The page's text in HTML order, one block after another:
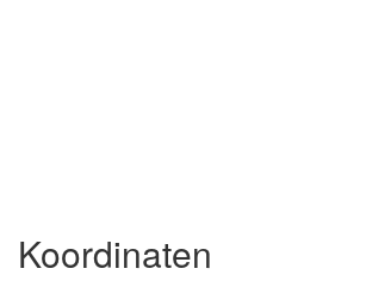
Koordinaten